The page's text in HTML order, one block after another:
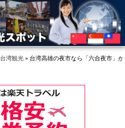
台湾観光 » 台湾高雄の夜市なら「六合夜市」が